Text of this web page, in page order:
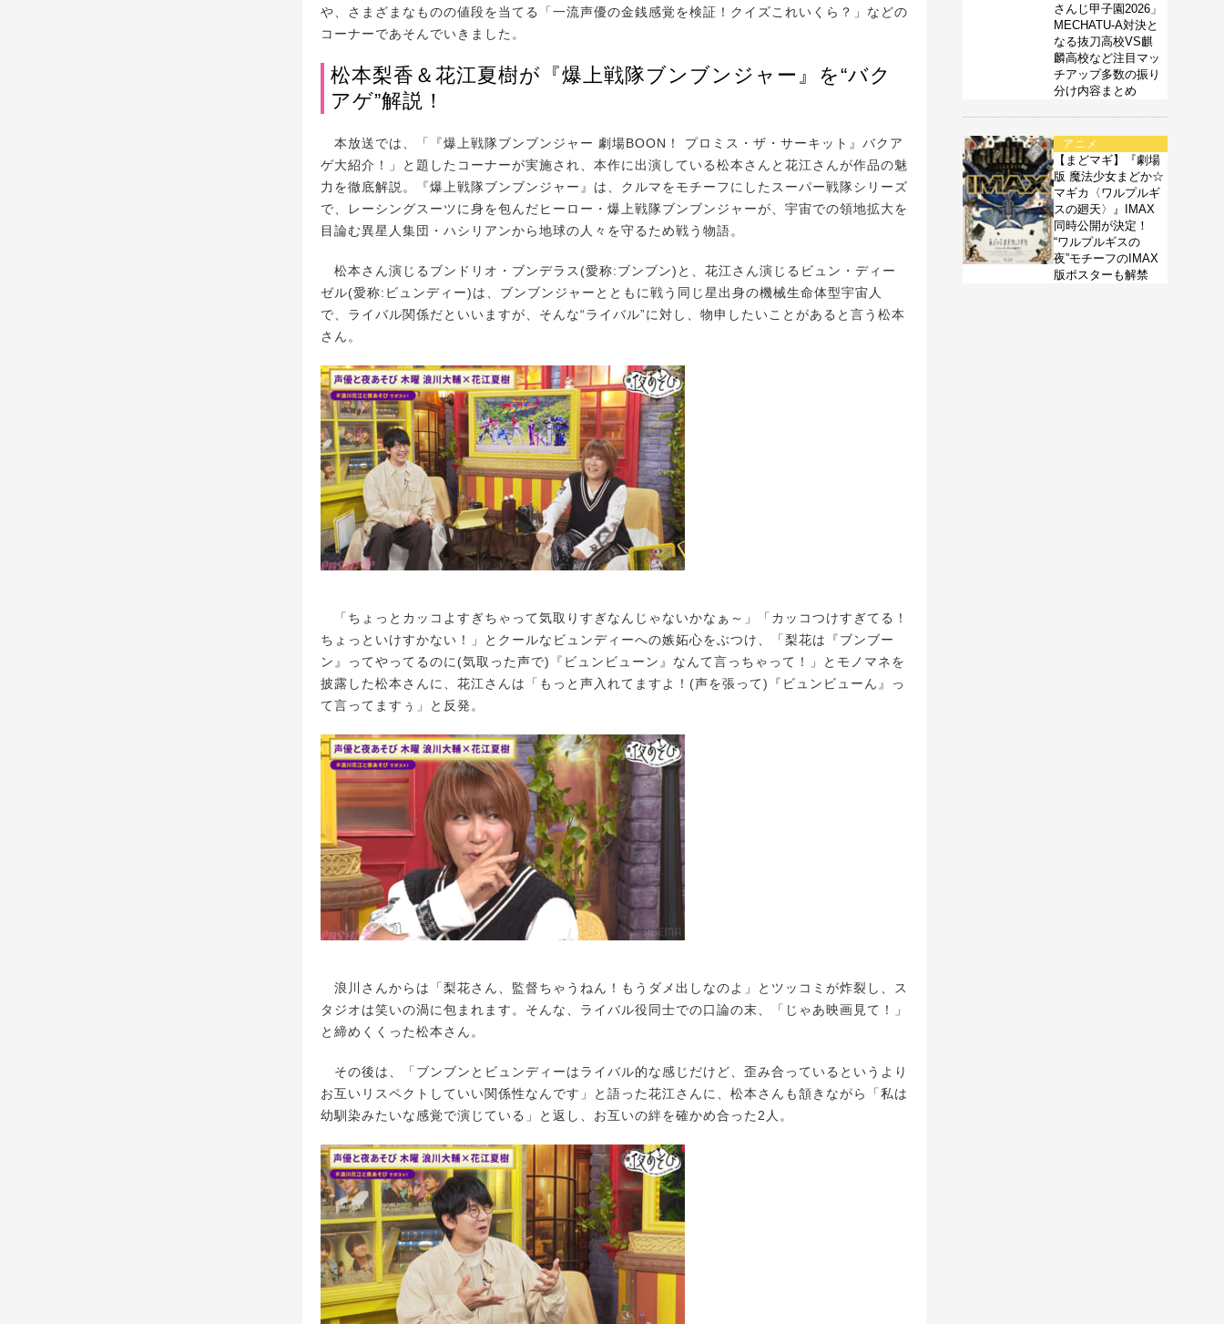
や、さまざまなものの値段を当てる「一流声優の金銭感覚を検証！クイズこれいくら？」などの
コーナーであそんでいきました。
松本梨香＆花江夏樹が『爆上戦隊ブンブンジャー』を“バク
アゲ”解説！
本放送では、「『爆上戦隊ブンブンジャー 劇場BOON！ プロミス・ザ・サーキット』バクア
ゲ大紹介！」と題したコーナーが実施され、本作に出演している松本さんと花江さんが作品の魅
力を徹底解説。『爆上戦隊ブンブンジャー』は、クルマをモチーフにしたスーパー戦隊シリーズ
で、レーシングスーツに身を包んだヒーロー・爆上戦隊ブンブンジャーが、宇宙での領地拡大を
目論む異星人集団・ハシリアンから地球の人々を守るため戦う物語。
松本さん演じるブンドリオ・ブンデラス(愛称:ブンブン)と、花江さん演じるビュン・ディー
ゼル(愛称:ビュンディー)は、ブンブンジャーとともに戦う同じ星出身の機械生命体型宇宙人
で、ライバル関係だといいますが、そんな“ライバル”に対し、物申したいことがあると言う松本
さん。
「ちょっとカッコよすぎちゃって気取りすぎなんじゃないかなぁ～」「カッコつけすぎてる！
ちょっといけすかない！」とクールなビュンディーへの嫉妬心をぶつけ、「梨花は『ブンブー
ン』ってやってるのに(気取った声で)『ビュンビューン』なんて言っちゃって！」とモノマネを
披露した松本さんに、花江さんは「もっと声入れてますよ！(声を張って)『ビュンビューん』っ
て言ってますぅ」と反発。
浪川さんからは「梨花さん、監督ちゃうねん！もうダメ出しなのよ」とツッコミが炸裂し、ス
タジオは笑いの渦に包まれます。そんな、ライバル役同士での口論の末、「じゃあ映画見て！」
と締めくくった松本さん。
その後は、「ブンブンとビュンディーはライバル的な感じだけど、歪み合っているというより
お互いリスペクトしていい関係性なんです」と語った花江さんに、松本さんも頷きながら「私は
幼馴染みたいな感覚で演じている」と返し、お互いの絆を確かめ合った2人。
さんじ甲子園2026」
MECHATU-A対決と
なる抜刀高校VS麒
麟高校など注目マッ
チアップ多数の振り
分け内容まとめ
アニメ
【まどマギ】『劇場
版 魔法少女まどか☆
マギカ〈ワルプルギ
スの廻天〉』IMAX
同時公開が決定！
“ワルプルギスの
夜”モチーフのIMAX
版ポスターも解禁